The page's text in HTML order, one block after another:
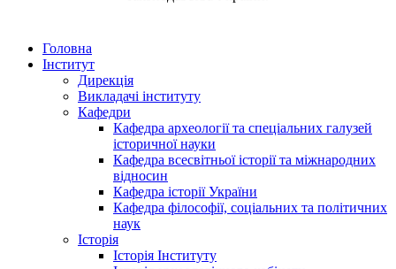
Головна
Інститут
Дирекція
Викладачі інституту
Кафедри
Кафедра археології та спеціальних галузей
історичної науки
Кафедра всесвітньої історії та міжнародних
відносин
Кафедра історії України
Кафедра філософії, соціальних та політичних
наук
Історія
Історія Інституту